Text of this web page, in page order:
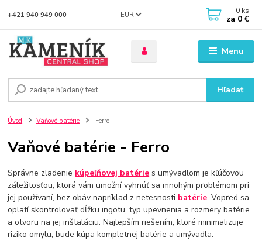
Menu
EUR
Hľadať
+421 940 949 000 0 ks
za 0 €
Úvod Vaňové batérie Ferro
Vaňové batérie - Ferro
Správne zladenie kúpeľňovej batérie s umývadlom je kľúčovou
záležitosťou, ktorá vám umožní vyhnúť sa mnohým problémom pri
jej používaní, bez obáv napríklad z netesnosti batérie. Vopred sa
oplatí skontrolovať dĺžku ingotu, typ upevnenia a rozmery batérie
a otvoru na jej inštaláciu. Najlepším riešením, ktoré minimalizuje
riziko omylu, bude kúpa kompletnej batérie a umývadla.